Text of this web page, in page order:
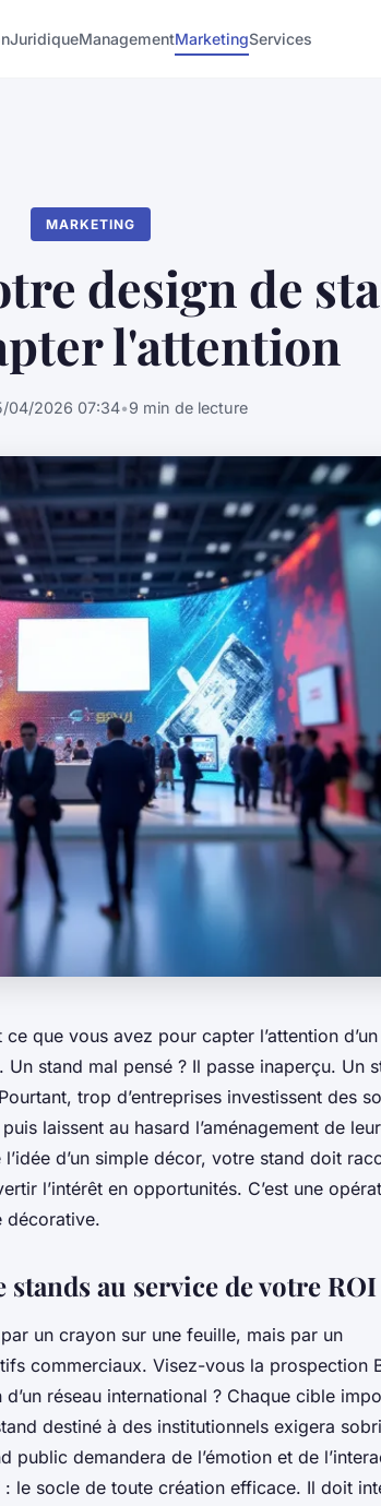
JuridiqueManagementMarketingServices
MARKETING
design de
l'attention
04/2026 07:34•9 min de lecture
que vous avez pour capter l’attention
stand mal pensé ? Il passe inaperçu. Un
trop d’entreprises investissent des
laissent au hasard l’aménagement de
d’un simple décor, votre stand doit
l’intérêt en opportunités. C’est une
décorative.
stands au service de votre ROI
un crayon sur une feuille, mais par un
commerciaux. Visez-vous la prospection
réseau international ? Chaque cible
destiné à des institutionnels exigera
public demandera de l’émotion et de
: le socle de toute création efficace. Il doit